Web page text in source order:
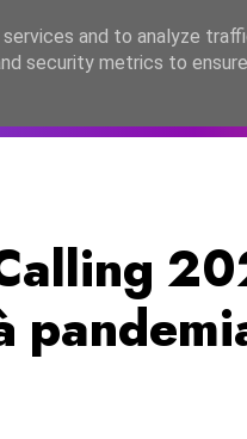
EASC2026 PORTUGAL
and to analyze
security metrics to